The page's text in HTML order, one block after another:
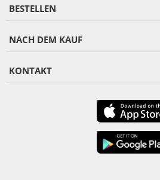
BESTELLEN
NACH DEM KAUF
KONTAKT